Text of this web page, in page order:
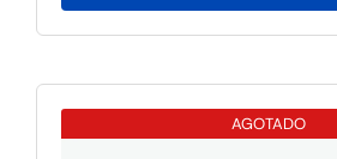
10CORE
ROK
AGOTADO